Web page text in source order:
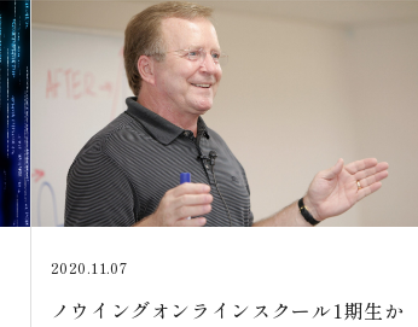
2020.11.07
ノウイングオンラインスクール1期生か